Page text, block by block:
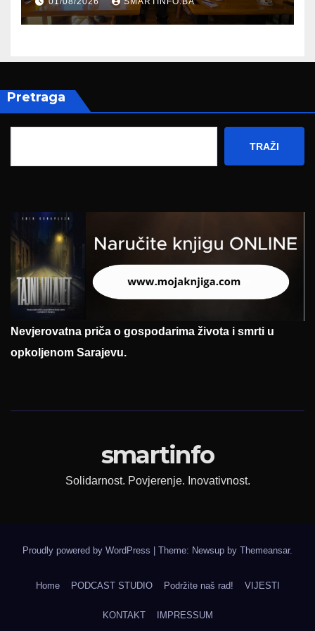
Hercegovine
Pretraga
TRAŽI
Nevjerovatna priča o gospodarima života i smrti u
opkoljenom Sarajevu.
smartinfo
Solidarnost. Povjerenje. Inovativnost.
Proudly powered by WordPress Theme: Newsup by Themeansar.
Home PODCAST STUDIO Podržite naš rad! VIJESTI
KONTAKT IMPRESSUM